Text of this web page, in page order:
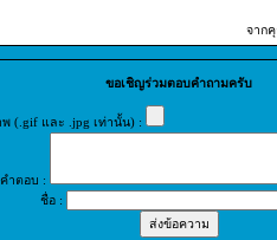
จาก
ขอเชิญร่วมตอบคำถามครับ
(.gif และ .jpg เท่านั้น) :
คำตอบ :
ชื่อ :